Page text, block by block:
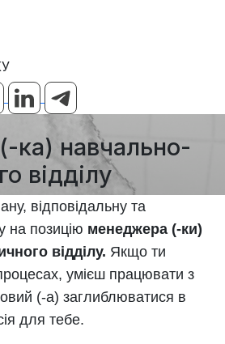
ка) навчально-
відділу
відповідальну та
на позицію менеджера (-ки)
відділу. Якщо ти
умієш працювати з
(-а) заглиблюватися в
для тебе.